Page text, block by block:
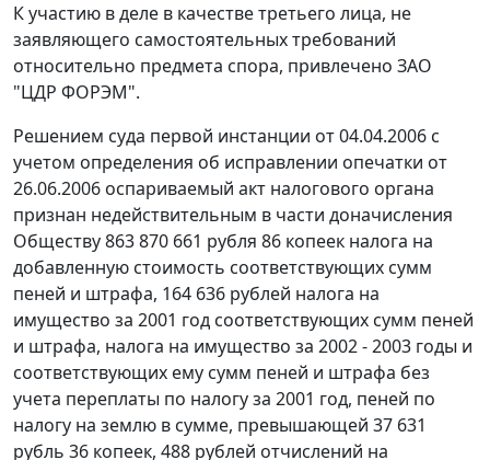
К участию в деле в качестве третьего лица, не
заявляющего самостоятельных требований
относительно предмета спора, привлечено ЗАО
"ЦДР ФОРЭМ".
Решением суда первой инстанции от 04.04.2006 с
учетом определения об исправлении опечатки от
26.06.2006 оспариваемый акт налогового органа
признан недействительным в части доначисления
Обществу 863 870 661 рубля 86 копеек налога на
добавленную стоимость соответствующих сумм
пеней и штрафа, 164 636 рублей налога на
имущество за 2001 год соответствующих сумм пеней
и штрафа, налога на имущество за 2002 - 2003 годы и
соответствующих ему сумм пеней и штрафа без
учета переплаты по налогу за 2001 год, пеней по
налогу на землю в сумме, превышающей 37 631
рубль 36 копеек, 488 рублей отчислений на